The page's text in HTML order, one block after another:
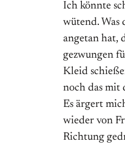
Ich könnte
wütend. Was
angetan hat,
gezwungen
Kleid
noch das mit
Es ärgert
wieder von
Richtung